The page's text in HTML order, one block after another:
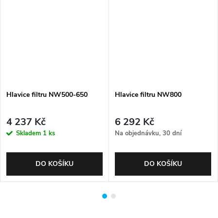
Hlavice filtru NW500-650
4 237 Kč
Skladem 1 ks
DO KOŠÍKU
Hlavice filtru NW800
6 292 Kč
Na objednávku, 30 dní
DO KOŠÍKU